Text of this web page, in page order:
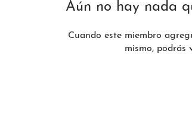
Aún no hay nada
Cuando este miembro
mismo, podrás